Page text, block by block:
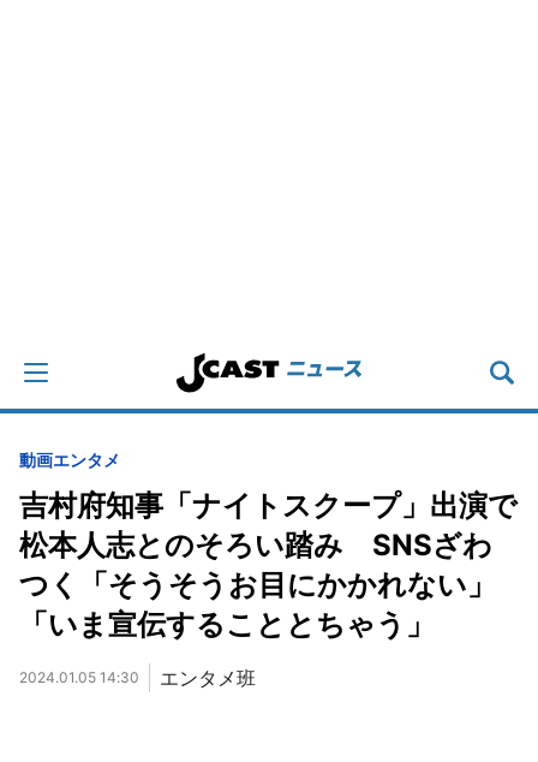
動画エンタメ
吉村府知事「ナイトスクープ」出演で
松本人志とのそろい踏み SNSざわ
つく「そうそうお目にかかれない」
「いま宣伝することとちゃう」
2024.01.05 14:30 エンタメ班